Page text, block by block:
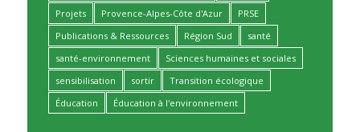
Projets
Provence-Alpes-Côte d'Azur
PRSE
Publications & Ressources
Région Sud
santé
santé-environnement
Sciences humaines et sociales
sensibilisation
sortir
Transition écologique
Éducation
Éducation à l'environnement